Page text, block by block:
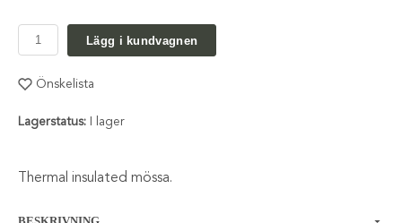
Lägg i kundvagnen
Önskelista
Lagerstatus: I lager
Thermal insulated mössa.